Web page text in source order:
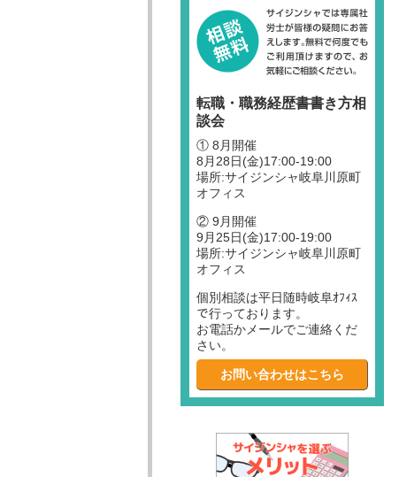
転職・職務経歴書書き方相
談会
① 8月開催
8月28日(金)17:00-19:00
場所:サイジンシャ岐阜川原町
オフィス
② 9月開催
9月25日(金)17:00-19:00
場所:サイジンシャ岐阜川原町
オフィス
個別相談は平日随時岐阜ｵﾌｨｽ
で行っております。
お電話かメールでご連絡くだ
さい。
お問い合わせはこちら